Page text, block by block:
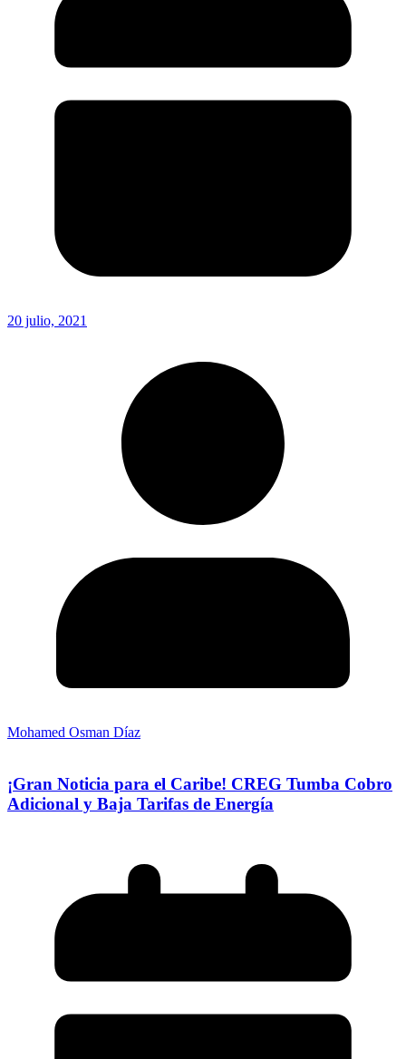
20 julio, 2021
Mohamed Osman Díaz
¡Gran Noticia para el Caribe! CREG Tumba Cobro
Adicional y Baja Tarifas de Energía